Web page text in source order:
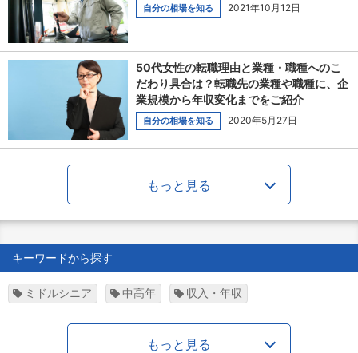
自分の相場を知る 2021年10月12日
50代女性の転職理由と業種・職種へのこ
だわり具合は？転職先の業種や職種に、企
業規模から年収変化までをご紹介
自分の相場を知る 2020年5月27日
もっと見る
キーワードから探す
ミドルシニア 中高年 収入・年収
もっと見る